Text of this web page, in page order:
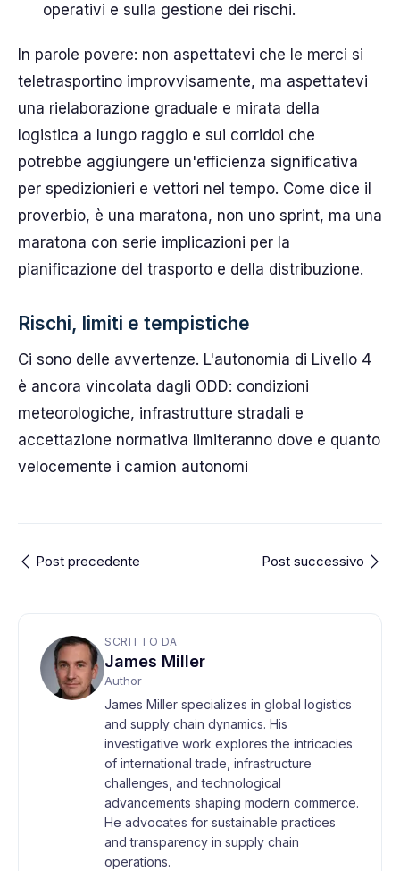
operativi e sulla gestione dei rischi.
In parole povere: non aspettatevi che le merci si
teletrasportino improvvisamente, ma aspettatevi
una rielaborazione graduale e mirata della
logistica a lungo raggio e sui corridoi che
potrebbe aggiungere un'efficienza significativa
per spedizionieri e vettori nel tempo. Come dice il
proverbio, è una maratona, non uno sprint, ma una
maratona con serie implicazioni per la
pianificazione del trasporto e della distribuzione.
Rischi, limiti e tempistiche
Ci sono delle avvertenze. L'autonomia di Livello 4
è ancora vincolata dagli ODD: condizioni
meteorologiche, infrastrutture stradali e
accettazione normativa limiteranno dove e quanto
velocemente i camion autonomi
Post precedente Post successivo
SCRITTO DA
James Miller
Author
James Miller specializes in global logistics
and supply chain dynamics. His
investigative work explores the intricacies
of international trade, infrastructure
challenges, and technological
advancements shaping modern commerce.
He advocates for sustainable practices
and transparency in supply chain
operations.